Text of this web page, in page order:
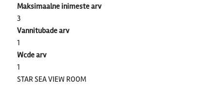
Maksimaalne inimeste arv
3
Vannitubade arv
1
Wcde arv
1
STAR SEA VIEW ROOM